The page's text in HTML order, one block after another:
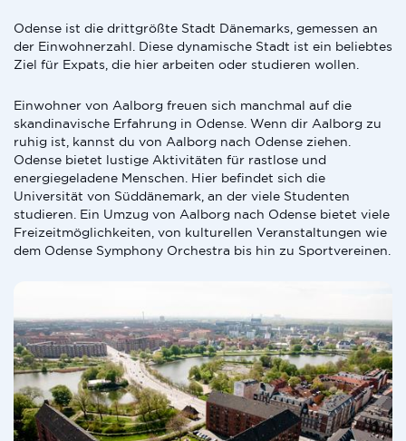
Odense ist die drittgrößte Stadt Dänemarks, gemessen an
der Einwohnerzahl. Diese dynamische Stadt ist ein beliebtes
Ziel für Expats, die hier arbeiten oder studieren wollen.
Einwohner von Aalborg freuen sich manchmal auf die
skandinavische Erfahrung in Odense. Wenn dir Aalborg zu
ruhig ist, kannst du von Aalborg nach Odense ziehen.
Odense bietet lustige Aktivitäten für rastlose und
energiegeladene Menschen. Hier befindet sich die
Universität von Süddänemark, an der viele Studenten
studieren. Ein Umzug von Aalborg nach Odense bietet viele
Freizeitmöglichkeiten, von kulturellen Veranstaltungen wie
dem Odense Symphony Orchestra bis hin zu Sportvereinen.